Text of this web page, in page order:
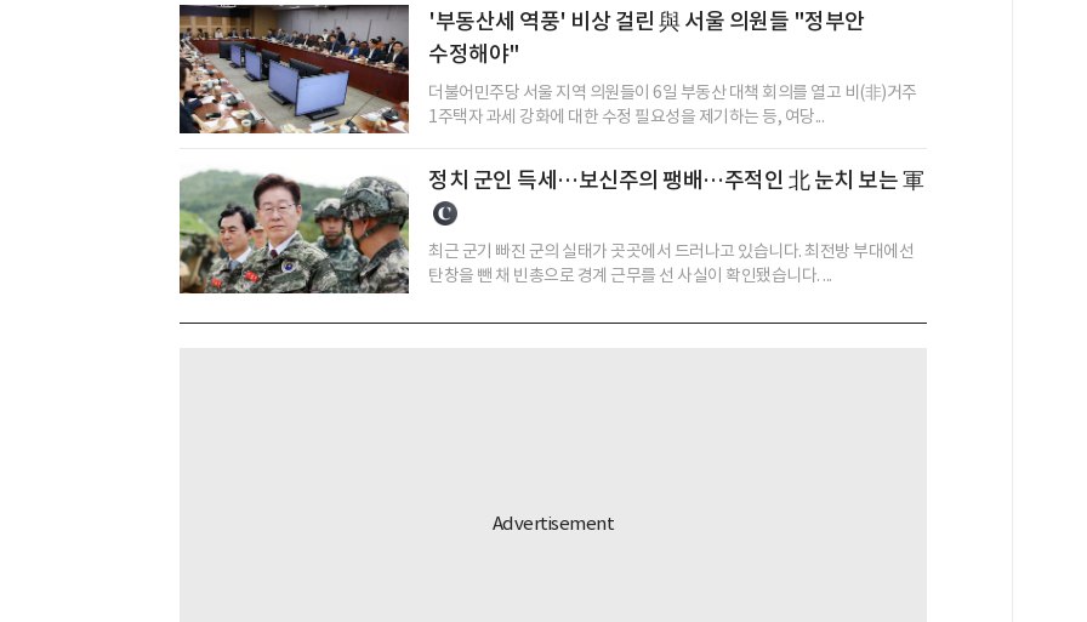
'부동산세 역풍' 비상 걸린 與 서울 의원들 "정부안
수정해야"
더불어민주당 서울 지역 의원들이 6일 부동산 대책 회의를 열고 비(非)거주
1주택자 과세 강화에 대한 수정 필요성을 제기하는 등, 여당...
정치 군인 득세…보신주의 팽배…주적인 北 눈치 보는 軍
최근 군기 빠진 군의 실태가 곳곳에서 드러나고 있습니다. 최전방 부대에선
탄창을 뺀 채 빈총으로 경계 근무를 선 사실이 확인됐습니다. ...